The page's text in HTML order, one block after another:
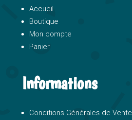
Accueil
Boutique
Mon compte
Panier
Informations
Conditions Générales de Vente